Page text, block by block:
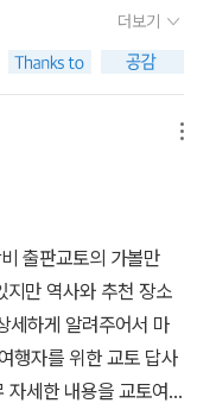
교토의 문화를 뿌리부터
한 지식을 얻을 수 있
도, 교토 지역에 있는
나 가보지 못한 광륭사
했고 읽으면서 약간
들에게 유명한 아라시
에서 거론하지 않아
고 있는 우리나라에서
자랑하는 일본 국보
절 1순위였다는 것은
켠에 밀어 놓은 일부
를 듣는것 보다 더 자
달 전 일본여행을 하
를 짜면서 정말 고민이
당일치기로 모든곳
장소 찍고 넘어가기 밖
인터넷에서 알아보고
말 구경하고픈곳도
이 교토였다. 그래서 다
라는 생각이 들 정도
일본스러움을 가득
에 대해 이해했으니 자
언젠가 이 책 한권을 달
더보기
출판교토의 가볼만
지만 역사와 추천 장소
세하게 알려주어서 마
행자를 위한 교토 답사
자세한 내용을 교토여